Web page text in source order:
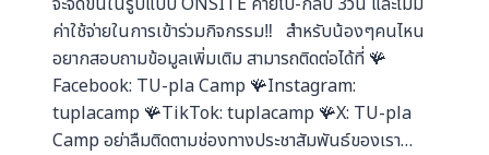
ค่าใช้จ่ายในการเข้าร่วมกิจกรรม‼️ สำหรับน้องๆคนไหน
อยากสอบถามข้อมูลเพิ่มเติม สามารถติดต่อได้ที่ 🪸
Facebook: TU-pla Camp 🪸Instagram:
tuplacamp 🪸TikTok: tuplacamp 🪸X: TU-pla
Camp อย่าลืมติดตามช่องทางประชาสัมพันธ์ของเรา…